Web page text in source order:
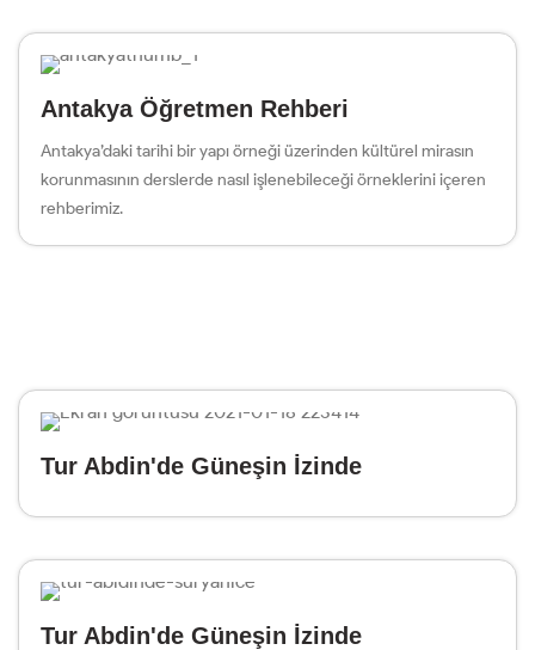
Antakya Öğretmen Rehberi
Antakya’daki tarihi bir yapı örneği üzerinden kültürel mirasın
korunmasının derslerde nasıl işlenebileceği örneklerini içeren
rehberimiz.
Tur Abdin'de Güneşin İzinde
Tur Abdin'de Güneşin İzinde